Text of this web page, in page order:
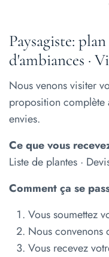
Paysagiste:
d'ambiances ·
Nous venons visiter
proposition complète
envies.
Ce que vous
Liste de plantes ·
Comment ça se
Vous soumettez
Nous convenons
Vous recevez